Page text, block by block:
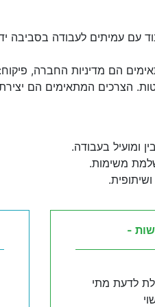
עם עמיתים לעבודה בסביבה
הם מדיניות החברה, פיקוח:
הצרכים המתאימים הם
ומועיל בעבודה.
משימות.
-
לדעת מתי